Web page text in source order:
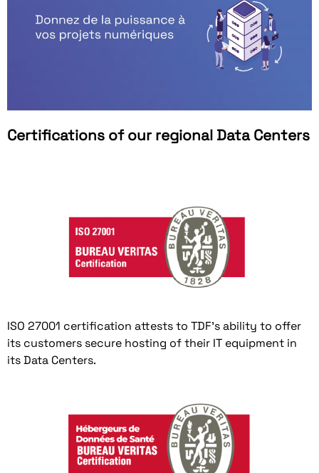
Certifications of our regional Data Centers
ISO 27001 certification attests to TDF's ability to offer
its customers secure hosting of their IT equipment in
its Data Centers.